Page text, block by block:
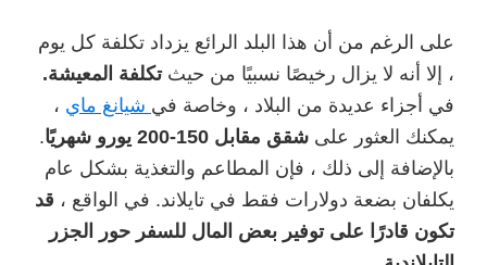
على الرغم من أن هذا البلد الرائع يزداد تكلفة كل يوم
، إلا أنه لا يزال رخيصًا نسبيًا من حيث تكلفة المعيشة.
في أجزاء عديدة من البلاد ، وخاصة في شيانغ ماي ،
يمكنك العثور على شقق مقابل 150-200 يورو شهريًا
.
بالإضافة إلى ذلك ، فإن المطاعم والتغذية بشكل عام
يكلفان بضعة دولارات فقط في تايلاند. في الواقع ، قد
تكون قادرًا على توفير بعض المال للسفر حور الجزر